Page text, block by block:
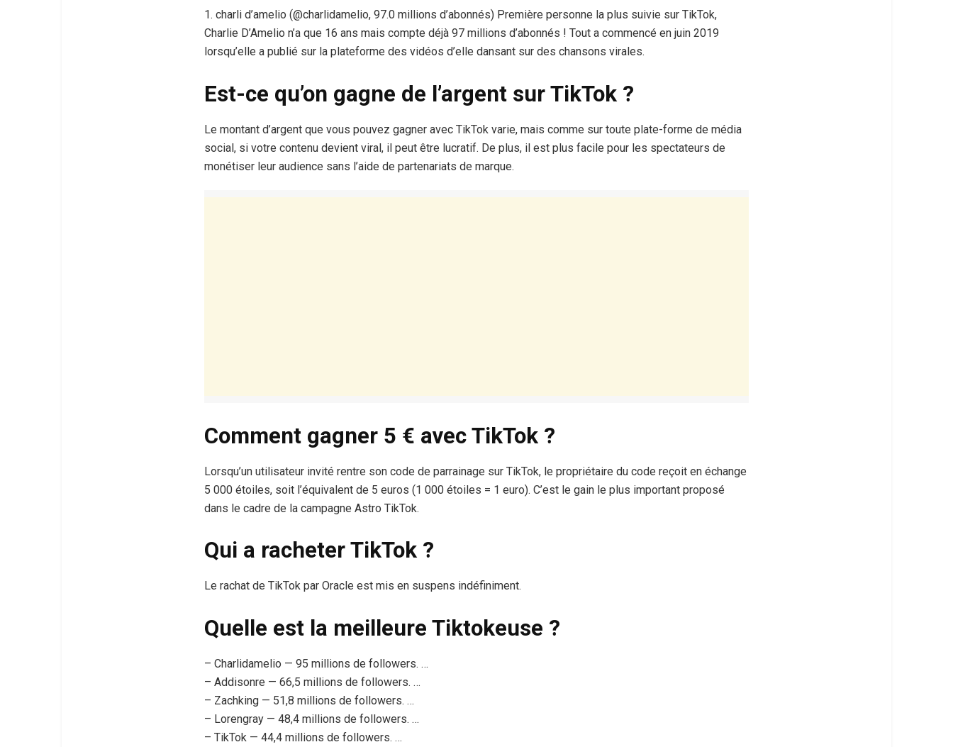
1. charli d’amelio (@charlidamelio, 97.0 millions d’abonnés) Première personne la plus suivie sur TikTok,
Charlie D’Amelio n’a que 16 ans mais compte déjà 97 millions d’abonnés ! Tout a commencé en juin 2019
lorsqu’elle a publié sur la plateforme des vidéos d’elle dansant sur des chansons virales.
Est-ce qu’on gagne de l’argent sur TikTok ?
Le montant d’argent que vous pouvez gagner avec TikTok varie, mais comme sur toute plate-forme de média
social, si votre contenu devient viral, il peut être lucratif. De plus, il est plus facile pour les spectateurs de
monétiser leur audience sans l’aide de partenariats de marque.
Comment gagner 5 € avec TikTok ?
Lorsqu’un utilisateur invité rentre son code de parrainage sur TikTok, le propriétaire du code reçoit en échange
5 000 étoiles, soit l’équivalent de 5 euros (1 000 étoiles = 1 euro). C’est le gain le plus important proposé
dans le cadre de la campagne Astro TikTok.
Qui a racheter TikTok ?
Le rachat de TikTok par Oracle est mis en suspens indéfiniment.
Quelle est la meilleure Tiktokeuse ?
– Charlidamelio — 95 millions de followers. …
– Addisonre — 66,5 millions de followers. …
– Zachking — 51,8 millions de followers. …
– Lorengray — 48,4 millions de followers. …
– TikTok — 44,4 millions de followers. …